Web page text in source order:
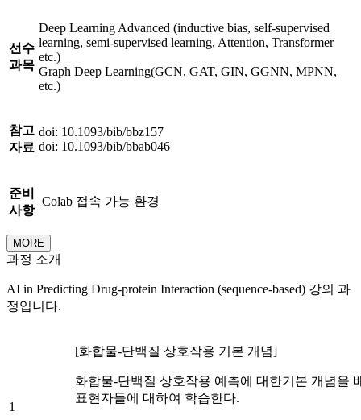
선수
과목
Deep Learning Advanced (inductive bias, self-supervised
learning, semi-supervised learning, Attention, Transformer
etc.)
Graph Deep Learning(GCN, GAT, GIN, GGNN, MPNN,
etc.)
참고
자료
doi: 10.1093/bib/bbz157
doi: 10.1093/bib/bbab046
준비
사항
Colab 접속 가능 환경
MORE
과정 소개
AI in Predicting Drug-protein Interaction (sequence-based) 강의 과
정입니다.
1
[화합물-단백질 상호작용 기본 개념]
화합물-단백질 상호작용 예측에 대한기본 개념을
표현자들에 대하여 학습한다.